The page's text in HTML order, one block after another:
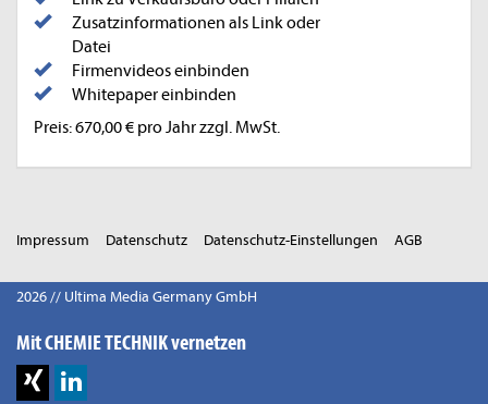
Zusatzinformationen als Link oder
Datei
Firmenvideos einbinden
Whitepaper einbinden
Preis: 670,00 € pro Jahr zzgl. MwSt.
Impressum Datenschutz Datenschutz-Einstellungen AGB
2026 // Ultima Media Germany GmbH
Mit CHEMIE TECHNIK vernetzen